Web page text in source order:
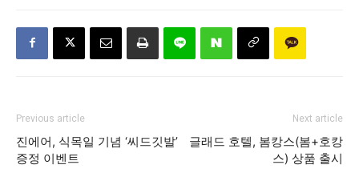
Previous article
진에어, 식목일 기념 ‘씨드깃발’
증정 이벤트
Next article
글래드 호텔, 봄캉스(봄+호캉
스) 상품 출시